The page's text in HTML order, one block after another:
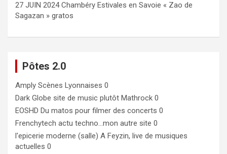
27 JUIN 2024 Chambéry Estivales en Savoie « Zao de
Sagazan » gratos
Pôtes 2.0
Amply Scènes Lyonnaises 0
Dark Globe site de music plutôt Mathrock 0
EOSHD Du matos pour filmer des concerts 0
Frenchytech actu techno…mon autre site 0
l'epicerie moderne (salle) A Feyzin, live de musiques
actuelles 0